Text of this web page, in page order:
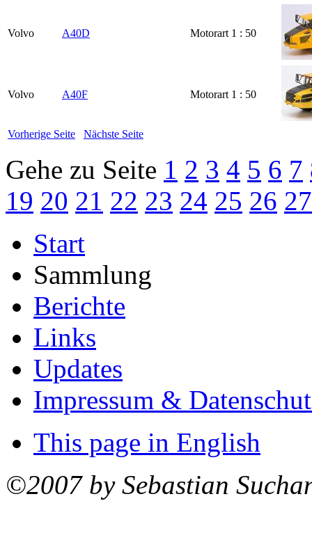
Volvo A40D Motorart 1 : 50
Volvo A40F Motorart 1 : 50
Vorherige Seite Nächste Seite
Gehe zu Seite 1 2 3 4 5 6 7
19 20 21 22 23 24 25 26 27
Start
Sammlung
Berichte
Links
Updates
Impressum &
This page in English
©2007 by Sebastian